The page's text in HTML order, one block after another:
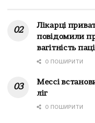
Лікарці
повідомили
вагітність
0 ПОШИРИТИ
Мессі
ліг
0 ПОШИРИТИ